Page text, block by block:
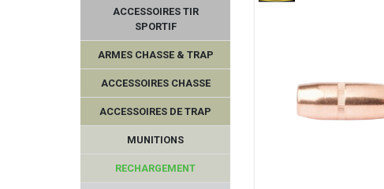
ACCESSOIRES TIR
SPORTIF
ARMES CHASSE & TRAP
ACCESSOIRES CHASSE
ACCESSOIRES DE TRAP
MUNITIONS
RECHARGEMENT